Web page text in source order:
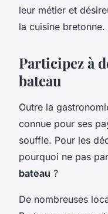
leur métier et
la cuisine bretonne.
Participez à
bateau
Outre la
connue pour ses
souffle. Pour les
pourquoi ne pas
bateau ?
De nombreuses